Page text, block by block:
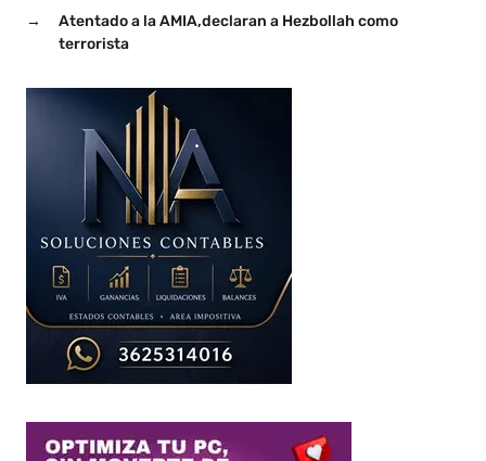
→
Atentado a la AMIA,declaran a Hezbollah como
terrorista